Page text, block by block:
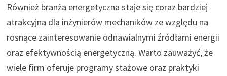
Również branża energetyczna staje się coraz bardziej
atrakcyjna dla inżynierów mechaników ze względu na
rosnące zainteresowanie odnawialnymi źródłami energii
oraz efektywnością energetyczną. Warto zauważyć, że
wiele firm oferuje programy stażowe oraz praktyki